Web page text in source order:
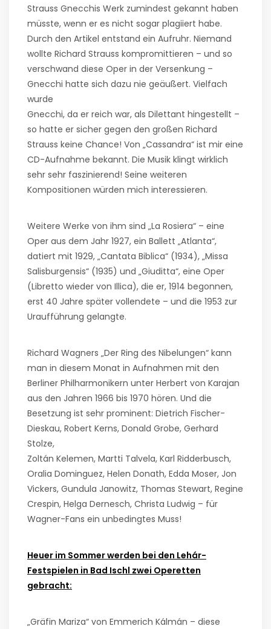
Strauss Gnecchis Werk zumindest gekannt haben
müsste, wenn er es nicht sogar plagiiert habe.
Durch den Artikel entstand ein Aufruhr. Niemand
wollte Richard Strauss kompromittieren – und so
verschwand diese Oper in der Versenkung –
Gnecchi hatte sich dazu nie geäußert. Vielfach
wurde
Gnecchi, da er reich war, als Dilettant hingestellt –
so hatte er sicher gegen den großen Richard
Strauss keine Chance! Von „Cassandra“ ist mir eine
CD-Aufnahme bekannt. Die Musik klingt wirklich
sehr sehr faszinierend! Seine weiteren
Kompositionen würden mich interessieren.
Weitere Werke von ihm sind „La Rosiera“ – eine
Oper aus dem Jahr 1927, ein Ballett „Atlanta“,
datiert mit 1929, „Cantata Biblica“ (1934), „Missa
Salisburgensis“ (1935) und „Giuditta“, eine Oper
(Libretto wieder von Illica), die er, 1914 begonnen,
erst 40 Jahre später vollendete – und die 1953 zur
Uraufführung gelangte.
Richard Wagners „Der Ring des Nibelungen“ kann
man in diesem Monat in Aufnahmen mit den
Berliner Philharmonikern unter Herbert von Karajan
aus den Jahren 1966 bis 1970 hören. Und die
Besetzung ist sehr prominent: Dietrich Fischer-
Dieskau, Robert Kerns, Donald Grobe, Gerhard
Stolze,
Zoltán Kelemen, Martti Talvela, Karl Ridderbusch,
Oralia Dominguez, Helen Donath, Edda Moser, Jon
Vickers, Gundula Janowitz, Thomas Stewart, Regine
Crespin, Helga Dernesch, Christa Ludwig – für
Wagner-Fans ein unbedingtes Muss!
Heuer im Sommer werden bei den Lehár-
Festspielen in Bad Ischl zwei Operetten
gebracht:
„Gräfin Mariza“ von Emmerich Kálmán – diese